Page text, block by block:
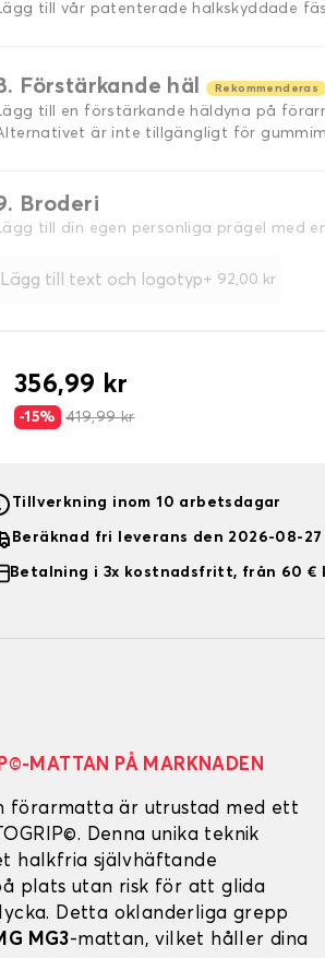
till vår patenterade halkskyddade
Förstärkande häl Rekommenderas
till en förstärkande häldyna på
är inte tillgängligt för
Broderi
till din egen personliga prägel med
Lägg till text och logotyp+ 92,00 kr
356,99 kr
-15% 419,99 kr
Tillverkning inom 10 arbetsdagar
Beräknad fri leverans den 2026-08-27
Betalning i 3x kostnadsfritt, från 60 €
MATTAN PÅ MARKNADEN
förarmatta är utrustad med ett
Denna unika teknik
halkfria självhäftande
plats utan risk för att glida
Detta oklanderliga grepp
MG3-mattan, vilket håller dina